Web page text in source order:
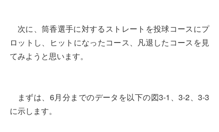
次に、筒香選手に対するストレートを投球コースにプ
ロットし、ヒットになったコース、凡退したコースを見
てみようと思います。
まずは、6月分までのデータを以下の図3-1、3-2、3-3
に示します。